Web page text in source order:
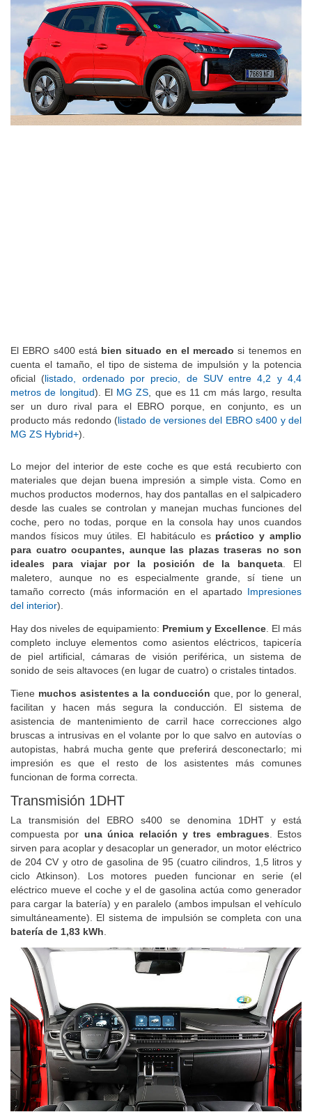
El EBRO s400 está bien situado en el mercado si tenemos en
cuenta el tamaño, el tipo de sistema de impulsión y la potencia
oficial (listado, ordenado por precio, de SUV entre 4,2 y 4,4
metros de longitud). El MG ZS , que es 11 cm más largo, resulta
ser un duro rival para el EBRO porque, en conjunto, es un
producto más redondo (listado de versiones del EBRO s400 y del
MG ZS Hybrid+).
Lo mejor del interior de este coche es que está recubierto con
materiales que dejan buena impresión a simple vista. Como en
muchos productos modernos, hay dos pantallas en el salpicadero
desde las cuales se controlan y manejan muchas funciones del
coche, pero no todas, porque en la consola hay unos cuandos
mandos físicos muy útiles. El habitáculo es práctico y amplio
para cuatro ocupantes, aunque las plazas traseras no son
ideales para viajar por la posición de la banqueta . El
maletero, aunque no es especialmente grande, sí tiene un
tamaño correcto (más información en el apartado Impresiones
del interior).
Hay dos niveles de equipamiento: Premium y Excellence . El más
completo incluye elementos como asientos eléctricos, tapicería
de piel artificial, cámaras de visión periférica, un sistema de
sonido de seis altavoces (en lugar de cuatro) o cristales tintados.
Tiene muchos asistentes a la conducción que, por lo general,
facilitan y hacen más segura la conducción. El sistema de
asistencia de mantenimiento de carril hace correcciones algo
bruscas a intrusivas en el volante por lo que salvo en autovías o
autopistas, habrá mucha gente que preferirá desconectarlo; mi
impresión es que el resto de los asistentes más comunes
funcionan de forma correcta.
Transmisión 1DHT
La transmisión del EBRO s400 se denomina 1DHT y está
compuesta por una única relación y tres embragues. Estos
sirven para acoplar y desacoplar un generador, un motor eléctrico
de 204 CV y otro de gasolina de 95 (cuatro cilindros, 1,5 litros y
ciclo Atkinson). Los motores pueden funcionar en serie (el
eléctrico mueve el coche y el de gasolina actúa como generador
para cargar la batería) y en paralelo (ambos impulsan el vehículo
simultáneamente). El sistema de impulsión se completa con una
batería de 1,83 kWh.